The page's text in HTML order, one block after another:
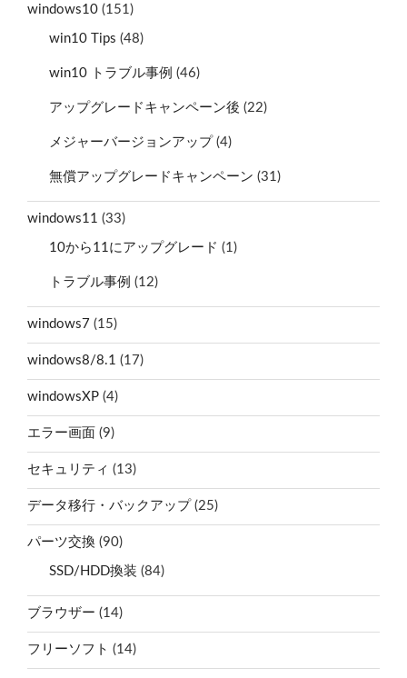
windows10 (151)
win10 Tips (48)
win10 トラブル事例 (46)
アップグレードキャンペーン後 (22)
メジャーバージョンアップ (4)
無償アップグレードキャンペーン (31)
windows11 (33)
10から11にアップグレード (1)
トラブル事例 (12)
windows7 (15)
windows8/8.1 (17)
windowsXP (4)
エラー画面 (9)
セキュリティ (13)
データ移行・バックアップ (25)
パーツ交換 (90)
SSD/HDD換装 (84)
ブラウザー (14)
フリーソフト (14)